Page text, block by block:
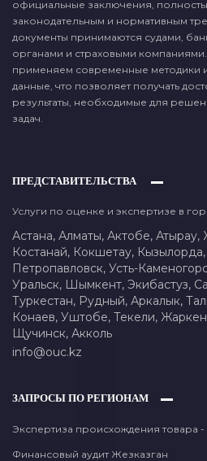
официальные заключения,
законодательным и нормативным
документы принимаются судами,
органами и страховыми
применяем современные методики
данные, что позволяет получать
результаты, необходимые для
задач.
ПРЕДСТАВИТЕЛЬСТВА
Услуги по оценке и экспертизе в
Астана, Алматы, Актобе, Атырау,
Костанай, Кокшетау, Кызылорда,
Петропавловск, Усть-
Уральск, Шымкент, Экибастуз,
Туркестан, Рудный, Аркалык,
Конаев, Уштобе, Текели,
Щучинск, Акколь
info@ouc.kz
ЗАПРОСЫ ПО РЕГИОНАМ
Экспертиза происхождения товара -
Финансовый аудит Жезказган